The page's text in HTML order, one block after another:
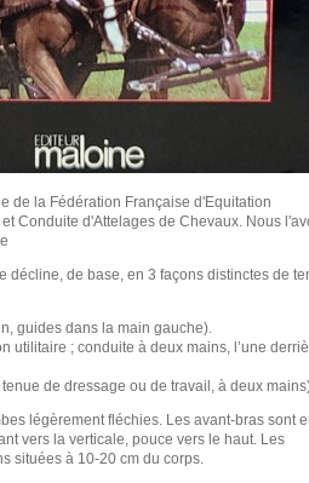
de la Fédération Française d'Equitation
Conduite d'Attelages de Chevaux. Nous
décline, de base, en 3 façons distinctes de
guides dans la main gauche).
utilitaire ; conduite à deux mains, l’une
de dressage ou de travail, à deux
légèrement fléchies. Les avant-bras sont
vers la verticale, pouce vers le haut. Les
situées à 10-20 cm du corps.